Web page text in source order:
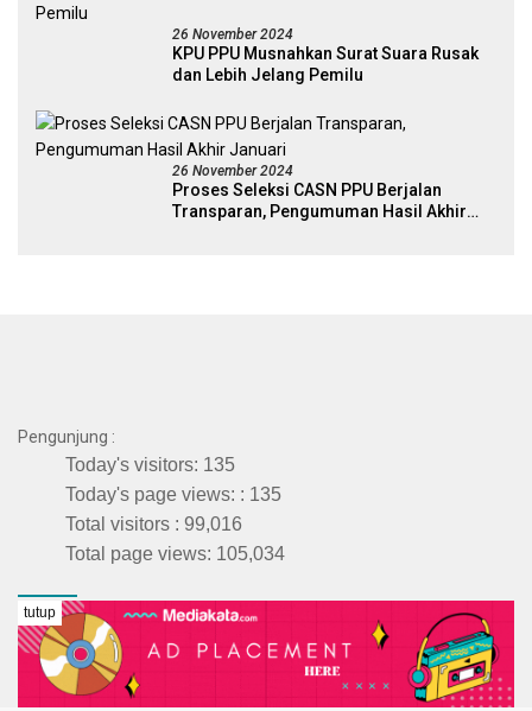
26 November 2024
KPU PPU Musnahkan Surat Suara Rusak
dan Lebih Jelang Pemilu
26 November 2024
Proses Seleksi CASN PPU Berjalan
Transparan, Pengumuman Hasil Akhir
Pengunjung :
Today's visitors: 135
Today's page views: : 135
Total visitors : 99,016
Total page views: 105,034
Afiliasi
NOMOR : 300/REG-SMSI-KT/2025
tutup